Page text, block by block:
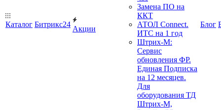
Каталог Битрикс24
Акции
Замена ПО на
ККТ
АТОЛ Connect.
ИТС на 1 год
Штрих-М:
Сервис
обновления ФР.
Единая Подписка
на 12 месяцев.
Для
оборудования ТД
Штрих-М,
Блог